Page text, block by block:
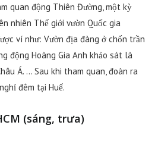
quan động Thiên Đường, một kỳ
nhiên Thế giới vườn Quốc gia
ví như: Vườn địa đàng ở chốn trần
động Hoàng Gia Anh khảo sát là
Á. … Sau khi tham quan, đoàn ra
đêm tại Huế.
(sáng, trưa)